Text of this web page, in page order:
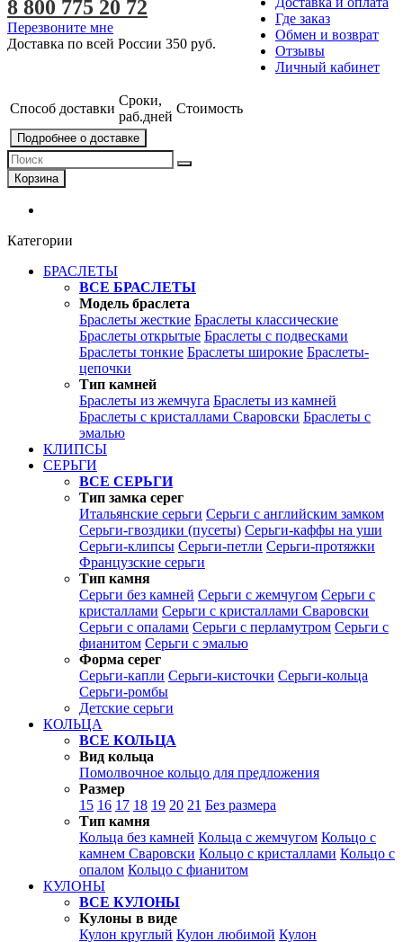
Где заказ
Обмен и возврат
Отзывы
Личный кабинет
8 800 775 20 72
Перезвоните мне
Доставка по всей России 350 руб.
Способ доставки
Сроки,
раб.дней
Стоимость
Подробнее о доставке
Корзина
Категории
БРАСЛЕТЫ
ВСЕ БРАСЛЕТЫ
Модель браслета
Браслеты жесткие Браслеты классические
Браслеты открытые Браслеты с подвесками
Браслеты тонкие Браслеты широкие Браслеты-
цепочки
Тип камней
Браслеты из жемчуга Браслеты из камней
Браслеты с кристаллами Сваровски Браслеты с
эмалью
КЛИПСЫ
СЕРЬГИ
ВСЕ СЕРЬГИ
Тип замка серег
Итальянские серьги Серьги с английским замком
Серьги-гвоздики (пусеты) Серьги-каффы на уши
Серьги-клипсы Серьги-петли Серьги-протяжки
Французские серьги
Тип камня
Серьги без камней Серьги с жемчугом Серьги с
кристаллами Серьги с кристаллами Сваровски
Серьги с опалами Серьги с перламутром Серьги с
фианитом Серьги с эмалью
Форма серег
Серьги-капли Серьги-кисточки Серьги-кольца
Серьги-ромбы
Детские серьги
КОЛЬЦА
ВСЕ КОЛЬЦА
Вид кольца
Помолвочное кольцо для предложения
Размер
15 16 17 18 19 20 21 Без размера
Тип камня
Кольца без камней Кольца с жемчугом Кольцо с
камнем Сваровски Кольцо с кристаллами Кольцо с
опалом Кольцо с фианитом
КУЛОНЫ
ВСЕ КУЛОНЫ
Кулоны в виде
Кулон круглый Кулон любимой Кулон